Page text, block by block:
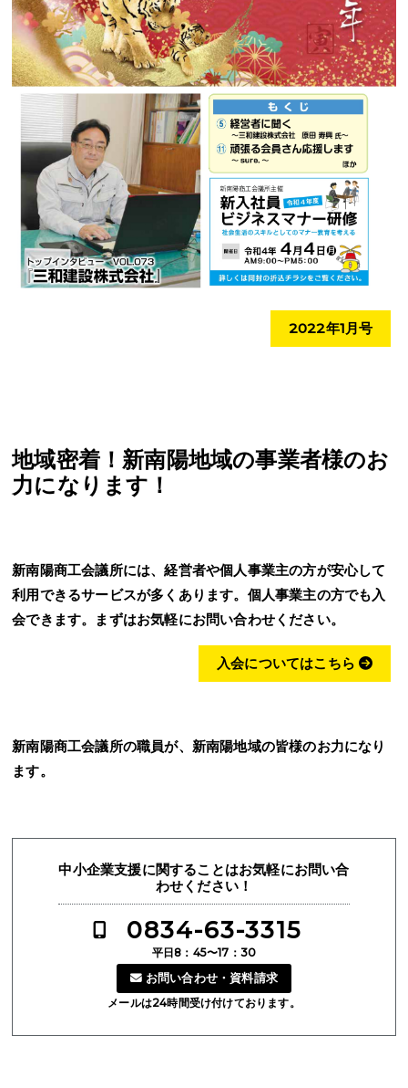
2022年1月号
地域密着！新南陽地域の事業者様のお
力になります！
新南陽商工会議所には、経営者や個人事業主の方が安心して
利用できるサービスが多くあります。個人事業主の方でも入
会できます。まずはお気軽にお問い合わせください。
入会についてはこちら
新南陽商工会議所の職員が、新南陽地域の皆様のお力になり
ます。
中小企業支援に関することはお気軽にお問い合
わせください！
0834-63-3315
平日8：45〜17：30
お問い合わせ・資料請求
メールは24時間受け付けております。